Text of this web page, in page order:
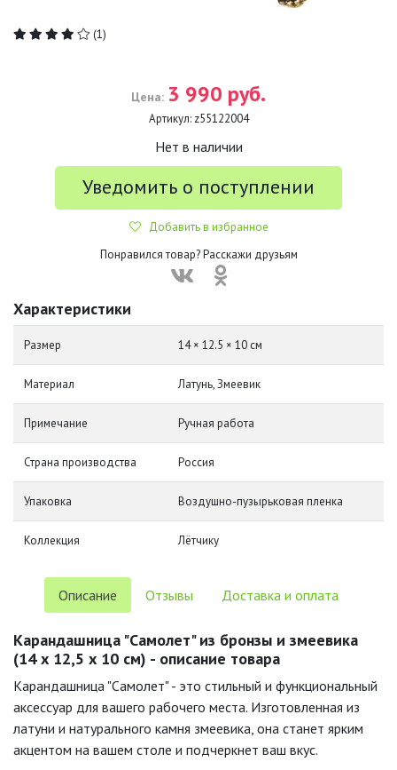
(1)
Цена: 3 990 руб.
Артикул: z55122004
Нет в наличии
Уведомить о поступлении
Добавить в избранное
Понравился товар? Расскажи друзьям
Характеристики
Размер 14 × 12.5 × 10 см
Материал Латунь, Змеевик
Примечание Ручная работа
Страна производства Россия
Упаковка Воздушно-пузырьковая пленка
Коллекция Лётчику
Описание Отзывы Доставка и оплата
Карандашница "Самолет" из бронзы и змеевика
(14 х 12,5 х 10 см) - описание товара
Карандашница "Самолет" - это стильный и функциональный
аксессуар для вашего рабочего места. Изготовленная из
латуни и натурального камня змеевика, она станет ярким
акцентом на вашем столе и подчеркнет ваш вкус.